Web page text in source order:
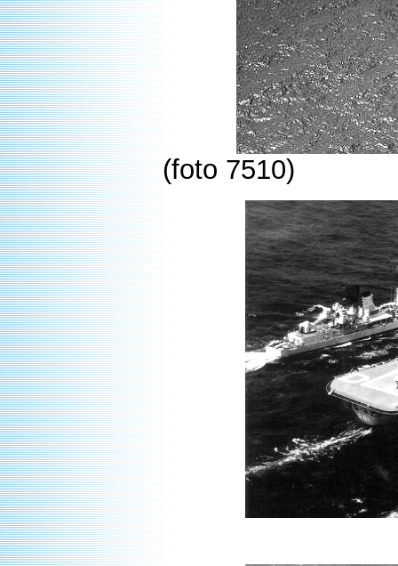
(foto 7510)